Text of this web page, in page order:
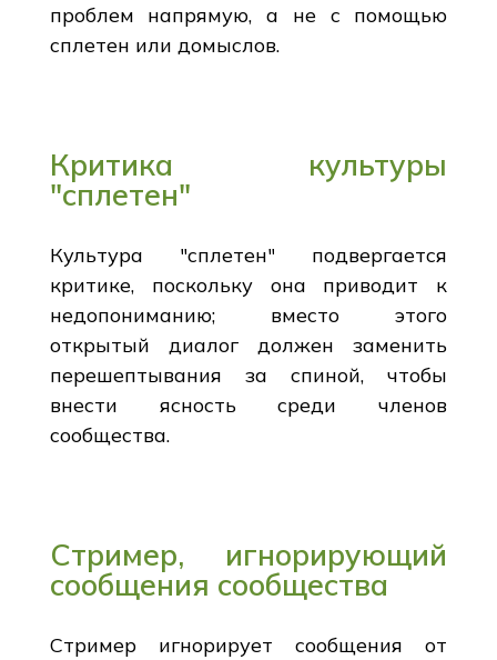
проблем напрямую, а не с помощью
сплетен или домыслов.
Критика культуры
"сплетен"
Культура "сплетен" подвергается
критике, поскольку она приводит к
недопониманию; вместо этого
открытый диалог должен заменить
перешептывания за спиной, чтобы
внести ясность среди членов
сообщества.
Стример, игнорирующий
сообщения сообщества
Стример игнорирует сообщения от